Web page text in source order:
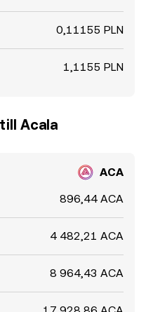
0,11155 PLN
1,1155 PLN
Acala
ACA
896,44 ACA
4 482,21 ACA
8 964,43 ACA